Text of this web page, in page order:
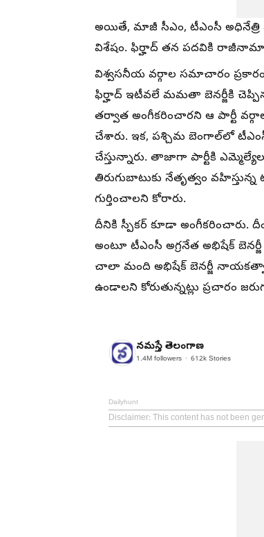
అయితే, మాజీ సీఎం, టీఎంసీ
విశేషం. ఫిర్హాద్ తన పదవికి రాజీనామా
విశ్వసనీయ వర్గాల సమాచారం
ఫిర్హాద్ ఇటీవలే మమతా బెనర్జీకి
తర్వాత అంగీకరించారని ఆ పార్టీ
చేశారు. ఇక, పశ్చిమ బెంగాల్‌లో
చేస్తున్నారు. తాజాగా పార్టీకి
తిరుగుబాటుకు నేతృత్వం
గుర్తించాలని కోరారు.
దీనికి స్పీకర్ కూడా అంగీకరించారు.
అంటూ టీఎంసీ అగ్రనేత అభిషేక్
చాలా మంది అభిషేక్ బెనర్జీ
ఉండాలని కోరుతున్నట్లు ప్రచారం
నమస్తే తెలంగాణ
1.4M followers 612k Stories
Dailyhunt
Disclaimer: This content has not been